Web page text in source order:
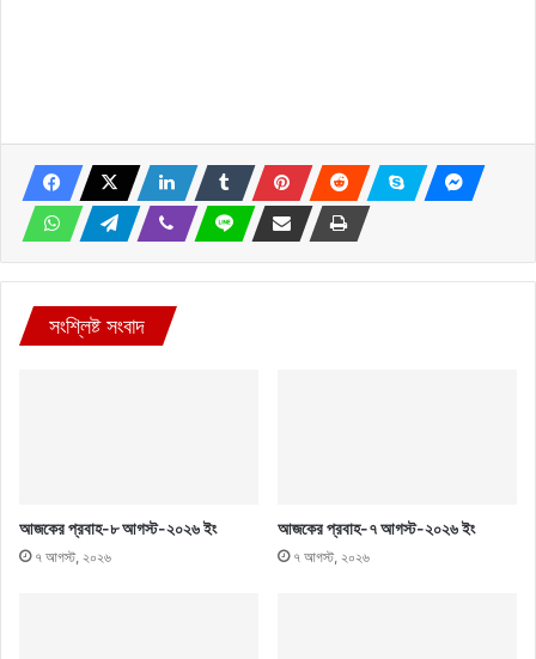
সংশ্লিষ্ট সংবাদ
আজকের প্রবাহ-৮ আগস্ট-২০২৬ ইং
৭ আগস্ট, ২০২৬
আজকের প্রবাহ-৭ আগস্ট-২০২৬ ইং
৭ আগস্ট, ২০২৬